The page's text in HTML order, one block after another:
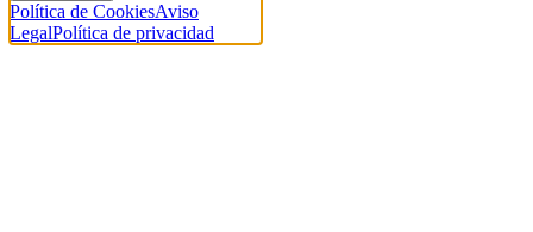
Política de CookiesAviso
LegalPolítica de privacidad